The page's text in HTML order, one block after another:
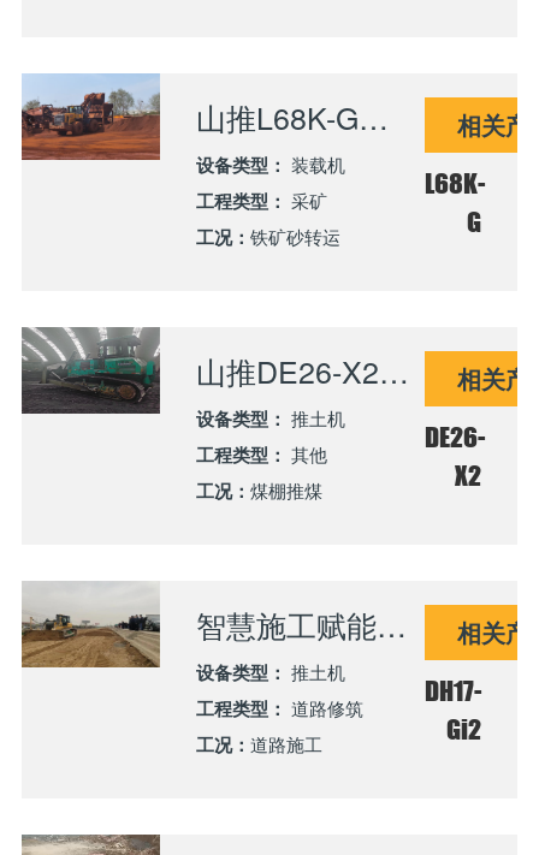
山推L68K-G装载机服务南通港口铁矿砂转运 提效显著
设备类型： 装载机
工程类型： 采矿
工况：铁矿砂转运
相关产
L68K-
G
山推DE26-X2电推服务山西某项目部 推动煤棚智能化作业升级
设备类型： 推土机
工程类型： 其他
工况：煤棚推煤
相关产
DE26-
X2
智慧施工赋能某国道改线项目 助力交通升级
设备类型： 推土机
工程类型： 道路修筑
工况：道路施工
相关产
DH17-
Gi2